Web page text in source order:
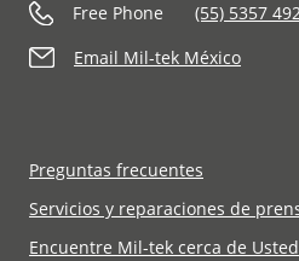
Free Phone
(55) 5357
Email Mil-tek México
Preguntas frecuentes
Servicios y reparaciones de
Encuentre Mil-tek cerca de Usted